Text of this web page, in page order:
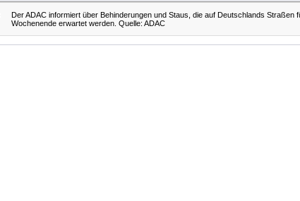
Der ADAC informiert über Behinderungen und Staus, die auf Deutschlands Straßen
Wochenende erwartet werden. Quelle: ADAC